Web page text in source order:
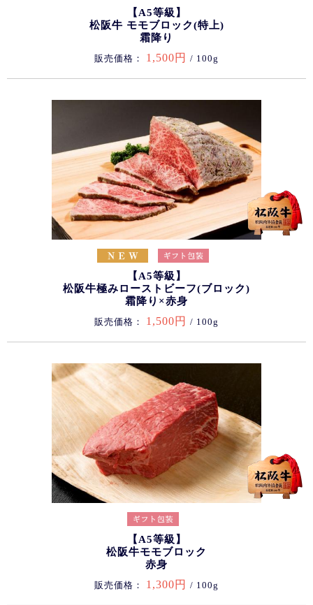
【A5等級】
松阪牛 モモブロック(特上)
霜降り
販売価格： 1,500円 / 100g
【A5等級】
松阪牛極みローストビーフ(ブロック)
霜降り×赤身
販売価格： 1,500円 / 100g
【A5等級】
松阪牛モモブロック
赤身
販売価格： 1,300円 / 100g